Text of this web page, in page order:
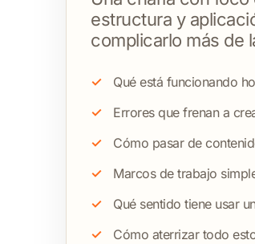
estructura y
complicarlo más de
Qué está funcionando
Errores que frenan a
Cómo pasar de
Marcos de trabajo
Qué sentido tiene usar
Cómo aterrizar todo